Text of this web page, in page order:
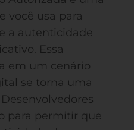
você usa para
a autenticidade
Essa
em um cenário
se torna uma
para permitir que